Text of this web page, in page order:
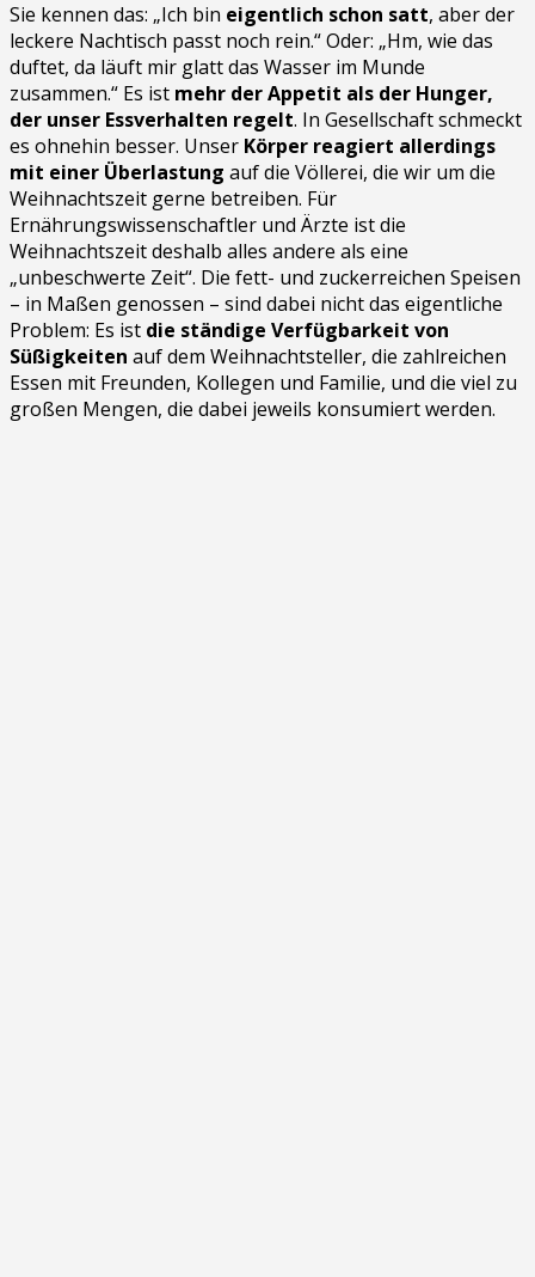
Sie kennen das: „Ich bin eigentlich schon satt, aber der
leckere Nachtisch passt noch rein.“ Oder: „Hm, wie das
duftet, da läuft mir glatt das Wasser im Munde
zusammen.“ Es ist mehr der Appetit als der Hunger,
der unser Essverhalten regelt. In Gesellschaft schmeckt
es ohnehin besser. Unser Körper reagiert allerdings
mit einer Überlastung auf die Völlerei, die wir um die
Weihnachtszeit gerne betreiben. Für
Ernährungswissenschaftler und Ärzte ist die
Weihnachtszeit deshalb alles andere als eine
„unbeschwerte Zeit“. Die fett- und zuckerreichen Speisen
– in Maßen genossen – sind dabei nicht das eigentliche
Problem: Es ist die ständige Verfügbarkeit von
Süßigkeiten auf dem Weihnachtsteller, die zahlreichen
Essen mit Freunden, Kollegen und Familie, und die viel zu
großen Mengen, die dabei jeweils konsumiert werden.